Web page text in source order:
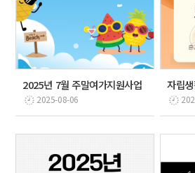
2025년 7월 주말여가지원사업
2025-08-06
자립